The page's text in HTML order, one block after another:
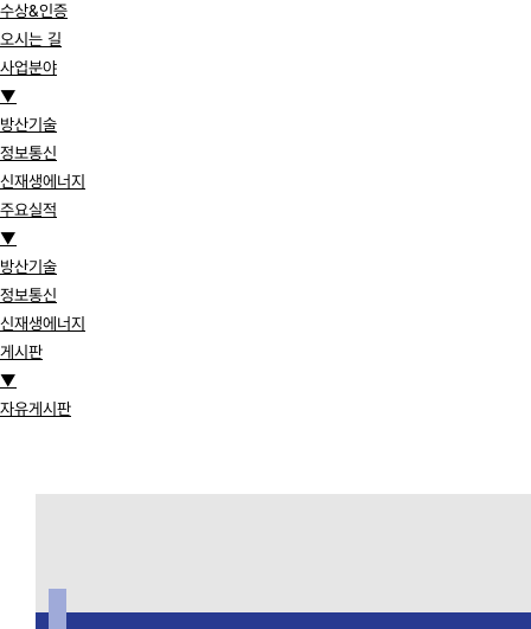
수상&인증
오시는 길
사업분야
▼
방산기술
정보통신
신재생에너지
주요실적
▼
방산기술
정보통신
신재생에너지
게시판
▼
자유게시판